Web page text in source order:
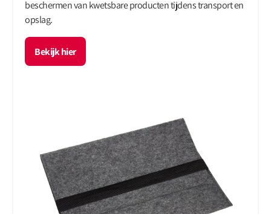
beschermen van kwetsbare producten tijdens transport en
opslag.
Bekijk hier